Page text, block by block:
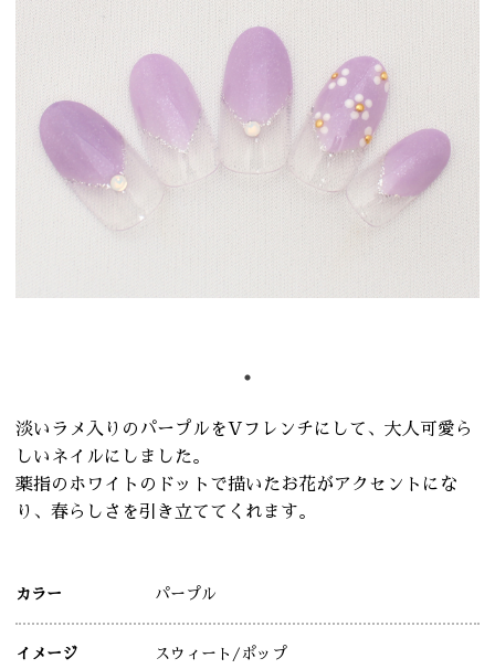
淡いラメ入りのパープルをVフレンチにして、大人可愛ら
しいネイルにしました。
薬指のホワイトのドットで描いたお花がアクセントにな
り、春らしさを引き立ててくれます。
カラー パープル
イメージ スウィート /ポップ